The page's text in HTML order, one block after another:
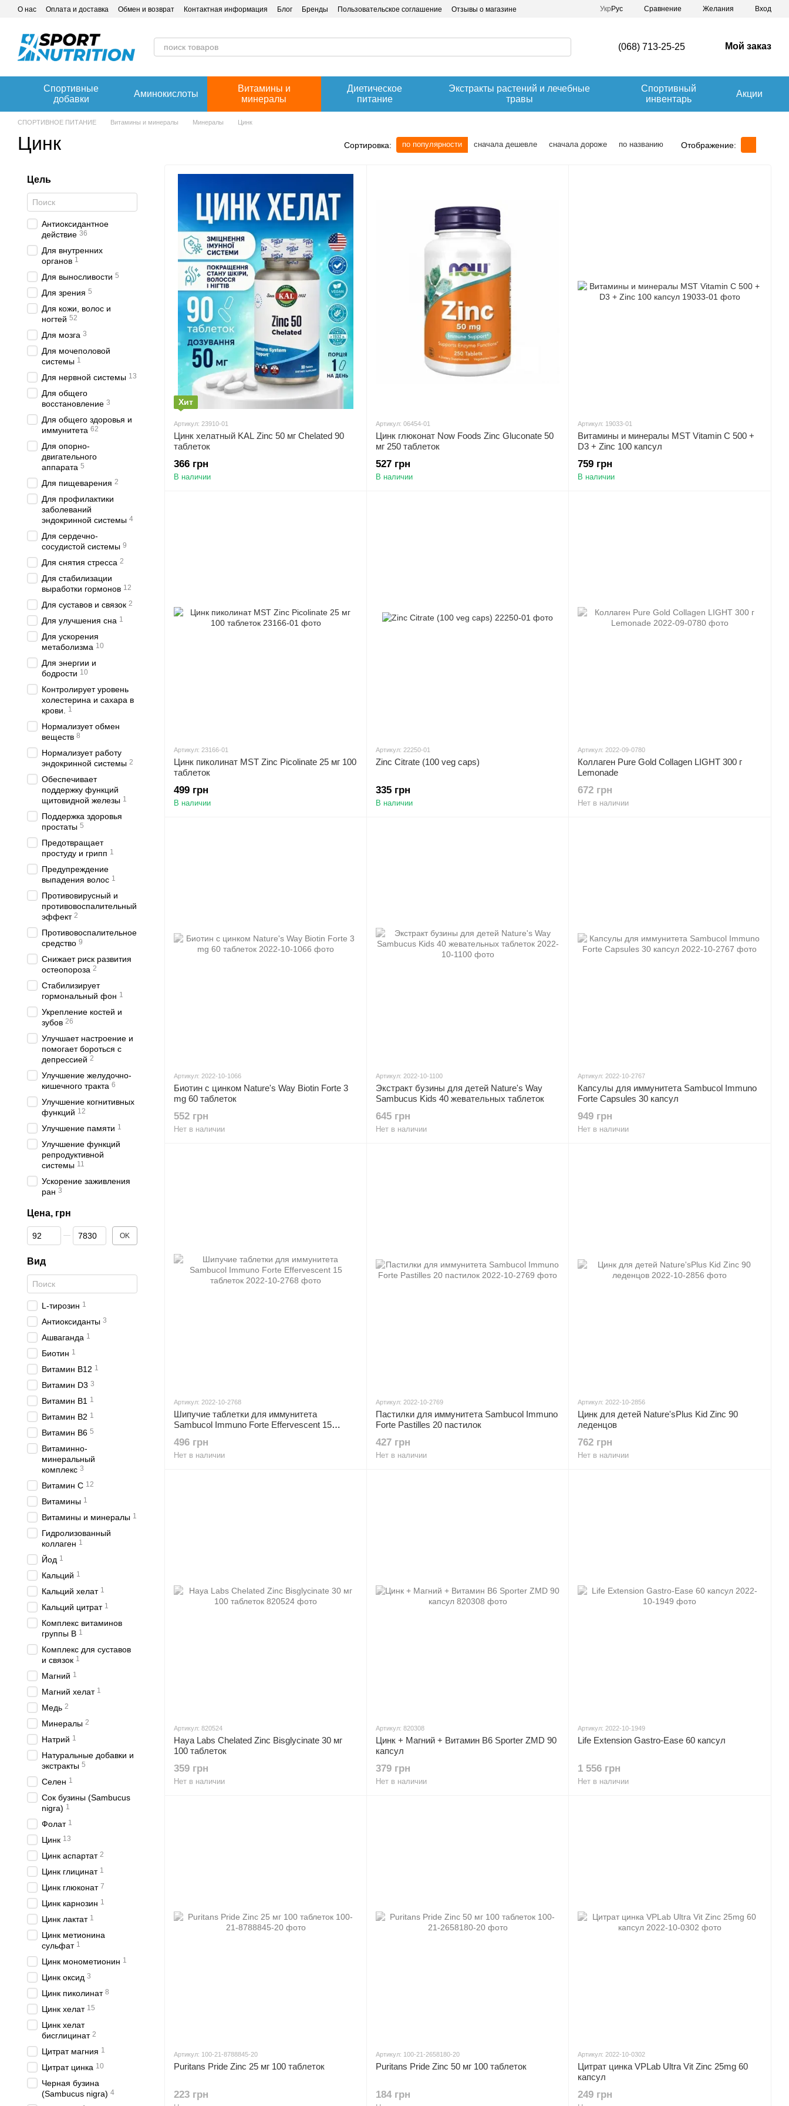
Перейти к основному контенту
О нас Оплата и доставка Обмен и возврат Контактная информация Блог Бренды Пользовательское соглашение Отзывы о магазине Укр Рус Сравнение Желания Вход
(068) 713-25-25 Мой заказ
Спортивные
добавки
Аминокислоты
Витамины и
минералы
Диетическое
питание
Экстракты растений и лечебные
травы
Спортивный
инвентарь
Акции
СПОРТИВНОЕ ПИТАНИЕ Витамины и минералы Минералы Цинк
Цинк Сортировка: по популярности сначала дешевле сначала дороже по названию Отображение:
Хит
Артикул: 23910-01
Цинк хелатный KAL Zinc 50 мг Chelated 90
таблеток
366 грн
В наличии
Артикул: 06454-01
Цинк глюконат Now Foods Zinc Gluconate 50
мг 250 таблеток
527 грн
В наличии
Артикул: 19033-01
Витамины и минералы MST Vitamin C 500 +
D3 + Zinc 100 капсул
759 грн
В наличии
Артикул: 23166-01
Цинк пиколинат MST Zinc Picolinate 25 мг 100
таблеток
499 грн
В наличии
Артикул: 22250-01
Zinc Citrate (100 veg caps)
335 грн
В наличии
Артикул: 2022-09-0780
Коллаген Pure Gold Collagen LIGHT 300 г
Lemonade
672 грн
Нет в наличии
Артикул: 2022-10-1066
Биотин с цинком Nature's Way Biotin Forte 3
mg 60 таблеток
552 грн
Нет в наличии
Артикул: 2022-10-1100
Экстракт бузины для детей Nature's Way
Sambucus Kids 40 жевательных таблеток
645 грн
Нет в наличии
Артикул: 2022-10-2767
Капсулы для иммунитета Sambucol Immuno
Forte Capsules 30 капсул
949 грн
Нет в наличии
Артикул: 2022-10-2768
Шипучие таблетки для иммунитета
Sambucol Immuno Forte Effervescent 15
496 грн
Нет в наличии
Артикул: 2022-10-2769
Пастилки для иммунитета Sambucol Immuno
Forte Pastilles 20 пастилок
427 грн
Нет в наличии
Артикул: 2022-10-2856
Цинк для детей Nature'sPlus Kid Zinc 90
леденцов
762 грн
Нет в наличии
Артикул: 820524
Haya Labs Chelated Zinc Bisglycinate 30 мг
100 таблеток
359 грн
Нет в наличии
Артикул: 820308
Цинк + Магний + Витамин В6 Sporter ZMD 90
капсул
379 грн
Нет в наличии
Артикул: 2022-10-1949
Life Extension Gastro-Ease 60 капсул
1 556 грн
Нет в наличии
Артикул: 100-21-8788845-20
Puritans Pride Zinc 25 мг 100 таблеток
223 грн
Артикул: 100-21-2658180-20
Puritans Pride Zinc 50 мг 100 таблеток
184 грн
Артикул: 2022-10-0302
Цитрат цинка VPLab Ultra Vit Zinc 25mg 60
капсул
249 грн
Цель
Антиоксидантное
действие 36
Для внутренних
органов 1
Для выносливости 5
Для зрения 5
Для кожи, волос и
ногтей 52
Для мозга 3
Для мочеполовой
системы 1
Для нервной системы 13
Для общего
восстановление 3
Для общего здоровья и
иммунитета 62
Для опорно-
двигательного
аппарата 5
Для пищеварения 2
Для профилактики
заболеваний
эндокринной системы 4
Для сердечно-
сосудистой системы 9
Для снятия стресса 2
Для стабилизации
выработки гормонов 12
Для суставов и связок 2
Для улучшения сна 1
Для ускорения
метаболизма 10
Для энергии и
бодрости 10
Контролирует уровень
холестерина и сахара в
крови.
1
Нормализует обмен
веществ 8
Нормализует работу
эндокринной системы 2
Обеспечивает
поддержку функций
щитовидной железы 1
Поддержка здоровья
простаты 5
Предотвращает
простуду и грипп 1
Предупреждение
выпадения волос 1
Противовирусный и
противовоспалительный
эффект 2
Противовоспалительное
средство 9
Снижает риск развития
остеопороза 2
Стабилизирует
гормональный фон 1
Укрепление костей и
зубов 26
Улучшает настроение и
помогает бороться с
депрессией 2
Улучшение желудочно-
кишечного тракта 6
Улучшение когнитивных
функций 12
Улучшение памяти 1
Улучшение функций
репродуктивной
системы 11
Ускорение заживления
ран 3
Цена, грн
От Цена, грн
До Цена, грн OK
Вид
L-тирозин 1
Антиоксиданты 3
Ашваганда 1
Биотин 1
Витамин B12 1
Витамин D3 3
Витамин В1 1
Витамин В2 1
Витамин В6 5
Витаминно-
минеральный
комплекс 3
Витамин С 12
Витамины 1
Витамины и минералы 1
Гидролизованный
коллаген 1
Йод 1
Кальций 1
Кальций хелат 1
Кальций цитрат 1
Комплекс витаминов
группы B 1
Комплекс для суставов
и связок 1
Магний 1
Магний хелат 1
Медь 2
Минералы 2
Натрий 1
Натуральные добавки и
экстракты 5
Селен 1
Сок бузины (Sambucus
nigra) 1
Фолат 1
Цинк 13
Цинк аспартат 2
Цинк глицинат 1
Цинк глюконат 7
Цинк карнозин 1
Цинк лактат 1
Цинк метионина
сульфат 1
Цинк монометионин 1
Цинк оксид 3
Цинк пиколинат 8
Цинк хелат 15
Цинк хелат
бисглицинат 2
Цитрат магния 1
Цитрат цинка 10
Черная бузина
(Sambucus nigra) 4